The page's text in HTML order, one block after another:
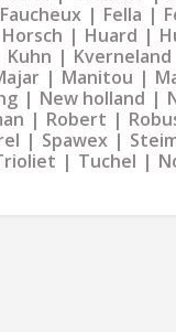
Faucheux Fella
Horsch Huard
Kuhn Kverneland
Manitou
New holland
Robert
Spawex
Tuchel